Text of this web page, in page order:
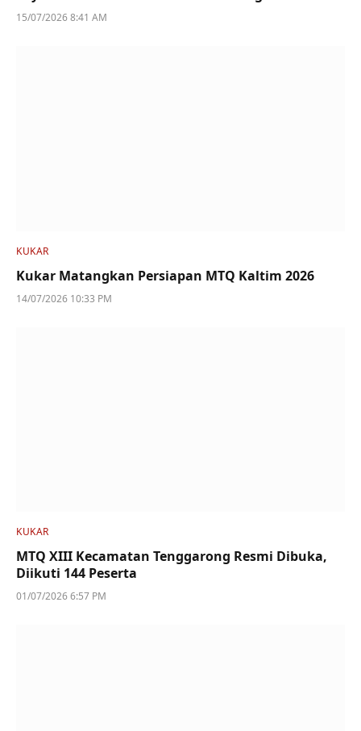
15/07/2026 8:41 AM
KUKAR
Kukar Matangkan Persiapan MTQ Kaltim 2026
14/07/2026 10:33 PM
KUKAR
MTQ XIII Kecamatan Tenggarong Resmi Dibuka,
Diikuti 144 Peserta
01/07/2026 6:57 PM